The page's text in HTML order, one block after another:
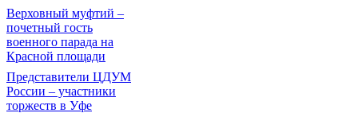
Верховный муфтий –
почетный гость
военного парада на
Красной площади
Представители ЦДУМ
России – участники
торжеств в Уфе